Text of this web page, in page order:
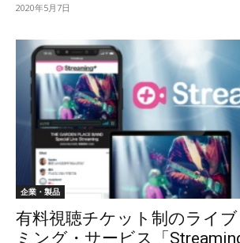
2020年5月7日
企業・製品
有料視聴チケット制のライ
ミング・サービス「